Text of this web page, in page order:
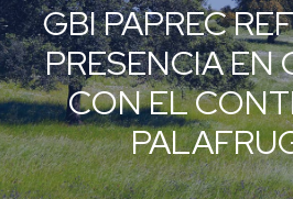
GBI PAPREC
PRESENCIA EN
CON EL